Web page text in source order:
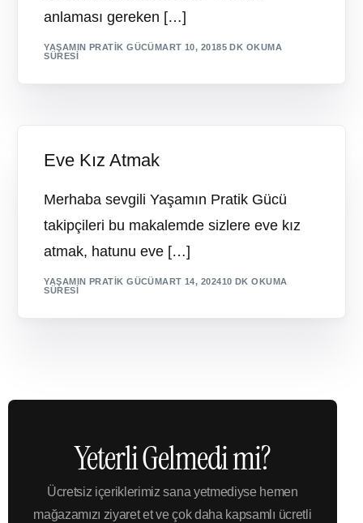
anlaması gereken […]
YAŞAMIN PRATIK GÜCÜMART 10, 20185 DK OKUMA
SÜRESI
Eve Kız Atmak
Merhaba sevgili Yaşamın Pratik Gücü
takipçileri bu makalemde sizlere eve kız
atmak, hatunu eve […]
YAŞAMIN PRATIK GÜCÜMART 14, 202410 DK OKUMA
SÜRESI
Yeterli Gelmedi mi?
Ücretsiz içeriklerimiz sana yetmediyse hemen
mağazamızı ziyaret et ve çok daha kapsamlı ücretli